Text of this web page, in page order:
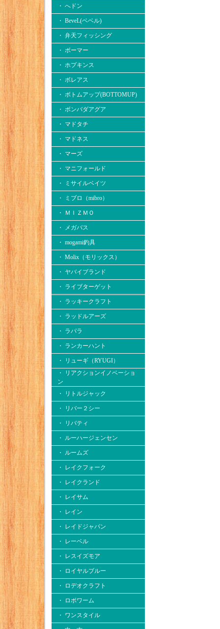
・ へドン
・ BeveL(ベベル)
・ 弁天フィッシング
・ ボーマー
・ ホプキンス
・ ボレアス
・ ボトムアップ(BOTTOMUP)
・ ボンバダアグア
・ マドタチ
・ マドネス
・ マーズ
・ マニフォールド
・ ミサイルベイツ
・ ミブロ（mibro）
・ ＭＩＺＭＯ
・ メガバス
・ mogami釣具
・ Molix（モリックス）
・ ヤバイブランド
・ ライブターゲット
・ ラッキークラフト
・ ラッドルアーズ
・ ラパラ
・ ランカーハント
・ リューギ（RYUGI）
・ リアクションイノベーショ
ン
・ リトルジャック
・ リバー２シー
・ リバティ
・ ルーハージェンセン
・ ルームズ
・ レイクフォーク
・ レイクランド
・ レイサム
・ レイン
・ レイドジャパン
・ レーベル
・ レスイズモア
・ ロイヤルブルー
・ ロデオクラフト
・ ロボワーム
・ ワンスタイル